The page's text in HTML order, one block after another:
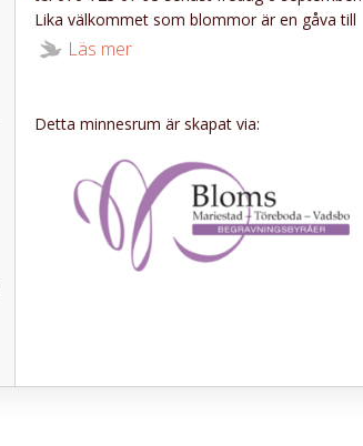
Lika välkommet som blommor är en gåva till
Hjärt-Lungfonden, gåvotel 0200-88 24 00.
Läs mer
Detta minnesrum är skapat via: